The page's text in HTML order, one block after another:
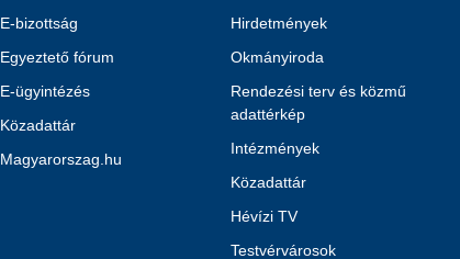
E-bizottság
Egyeztető fórum
E-ügyintézés
Közadattár
Magyarorszag.hu
Hirdetmények
Okmányiroda
Rendezési terv és közmű
adattérkép
Intézmények
Közadattár
Hévízi TV
Testvérvárosok